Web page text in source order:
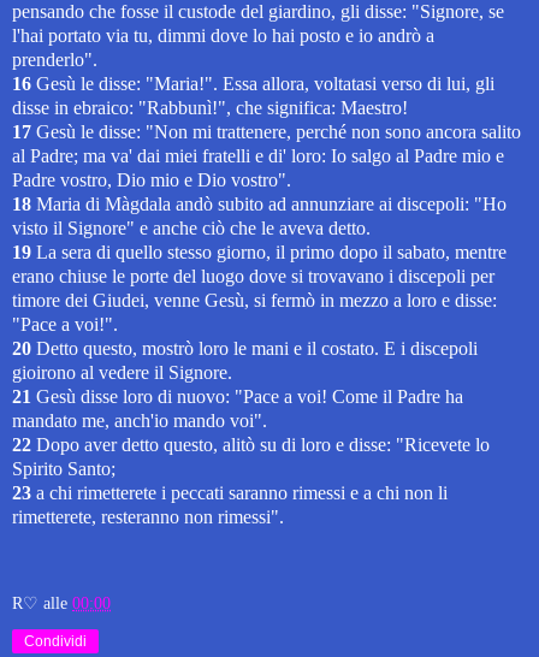
pensando che fosse il custode del giardino, gli disse: "Signore, se
l'hai portato via tu, dimmi dove lo hai posto e io andrò a
prenderlo".
16 Gesù le disse: "Maria!". Essa allora, voltatasi verso di lui, gli
disse in ebraico: "Rabbunì!", che significa: Maestro!
17 Gesù le disse: "Non mi trattenere, perché non sono ancora salito
al Padre; ma va' dai miei fratelli e di' loro: Io salgo al Padre mio e
Padre vostro, Dio mio e Dio vostro".
18 Maria di Màgdala andò subito ad annunziare ai discepoli: "Ho
visto il Signore" e anche ciò che le aveva detto.
19 La sera di quello stesso giorno, il primo dopo il sabato, mentre
erano chiuse le porte del luogo dove si trovavano i discepoli per
timore dei Giudei, venne Gesù, si fermò in mezzo a loro e disse:
"Pace a voi!".
20 Detto questo, mostrò loro le mani e il costato. E i discepoli
gioirono al vedere il Signore.
21 Gesù disse loro di nuovo: "Pace a voi! Come il Padre ha
mandato me, anch'io mando voi".
22 Dopo aver detto questo, alitò su di loro e disse: "Ricevete lo
Spirito Santo;
23 a chi rimetterete i peccati saranno rimessi e a chi non li
rimetterete, resteranno non rimessi".
R♡ alle 00:00
Condividi